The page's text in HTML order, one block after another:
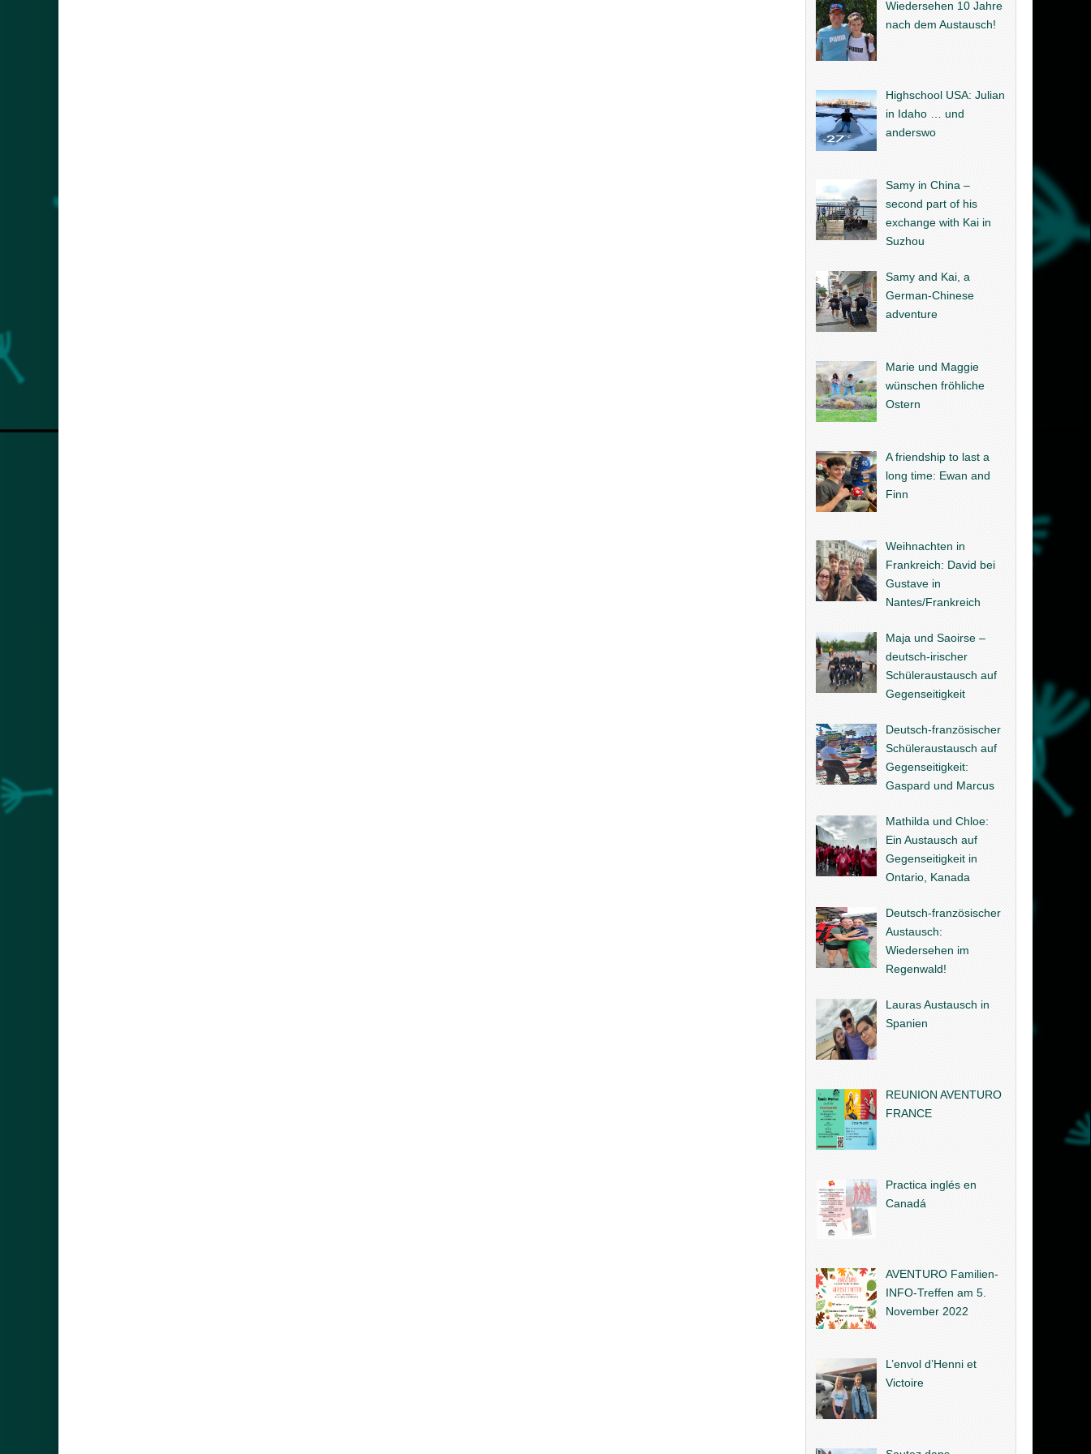
Wiedersehen 10 Jahre
nach dem Austausch!
Highschool USA: Julian
in Idaho … und
anderswo
Samy in China –
second part of his
exchange with Kai in
Suzhou
Samy and Kai, a
German-Chinese
adventure
Marie und Maggie
wünschen fröhliche
Ostern
A friendship to last a
long time: Ewan and
Finn
Weihnachten in
Frankreich: David bei
Gustave in
Nantes/Frankreich
Maja und Saoirse –
deutsch-irischer
Schüleraustausch auf
Gegenseitigkeit
Deutsch-französischer
Schüleraustausch auf
Gegenseitigkeit:
Gaspard und Marcus
Mathilda und Chloe:
Ein Austausch auf
Gegenseitigkeit in
Ontario, Kanada
Deutsch-französischer
Austausch:
Wiedersehen im
Regenwald!
Lauras Austausch in
Spanien
REUNION AVENTURO
FRANCE
Practica inglés en
Canadá
AVENTURO Familien-
INFO-Treffen am 5.
November 2022
L’envol d’Henni et
Victoire